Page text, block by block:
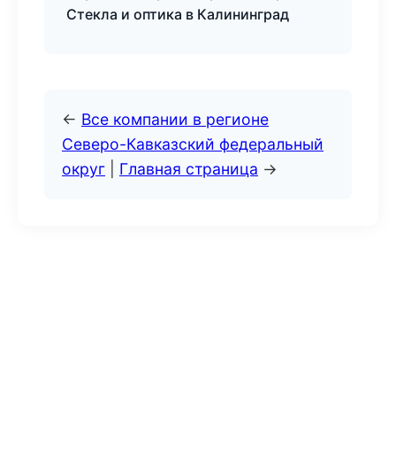
Стекла и оптика в Калининград
← Все компании в регионе
Северо-Кавказский федеральный
округ
Главная страница →